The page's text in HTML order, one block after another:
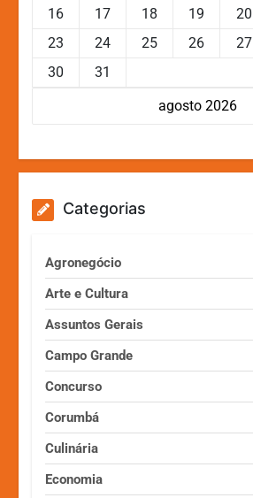
agosto 2026
16 17 18 19 20
23
24 25 26 27
30
31
Categorias
Agronegócio
Arte e Cultura
Assuntos Gerais
Campo Grande
Concurso
Corumbá
Culinária
Economia